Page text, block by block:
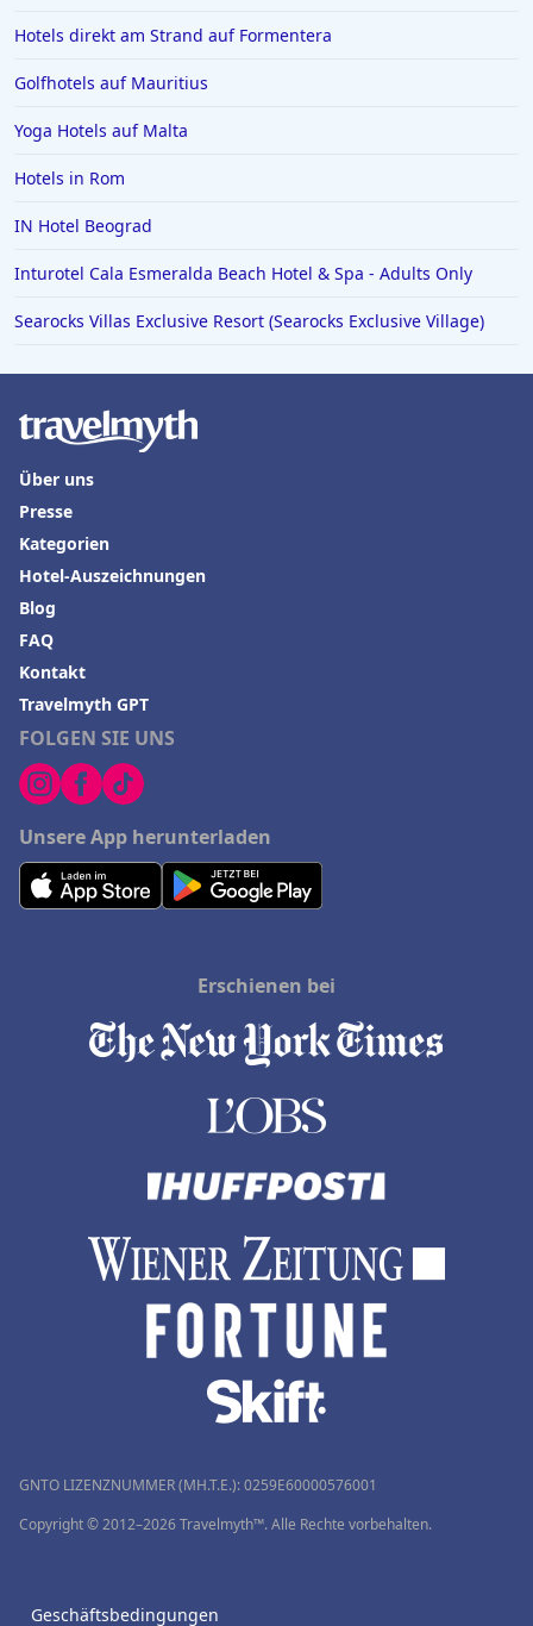
Hotels direkt am Strand auf Formentera
Golfhotels auf Mauritius
Yoga Hotels auf Malta
Hotels in Rom
IN Hotel Beograd
Inturotel Cala Esmeralda Beach Hotel & Spa - Adults Only
Searocks Villas Exclusive Resort (Searocks Exclusive Village)
FOLGEN SIE UNS
Unsere App herunterladen
Über uns
Presse
Kategorien
Hotel-Auszeichnungen
Blog
FAQ
Kontakt
Travelmyth GPT
Erschienen bei
GNTO LIZENZNUMMER (MH.T.E.): 0259Ε60000576001
Copyright © 2012–2026 Travelmyth™. Alle Rechte vorbehalten.
Geschäftsbedingungen